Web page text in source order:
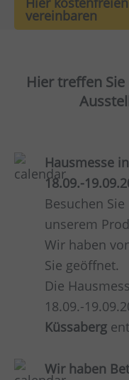
vereinbaren
Hier treffen
Hausmesse
18.09.-
Besuchen
unserem
Wir haben
Sie geöffnet.
Die
18.09.-
Küssaberg
Wir haben